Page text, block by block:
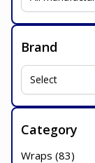
Brand
Category
Wraps (83)